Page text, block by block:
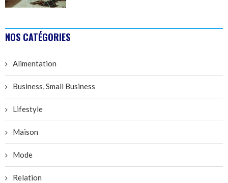
NOS CATÉGORIES
Alimentation
Business, Small Business
Lifestyle
Maison
Mode
Relation